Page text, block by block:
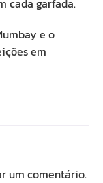
cada garfada.
e o
em
um comentário.